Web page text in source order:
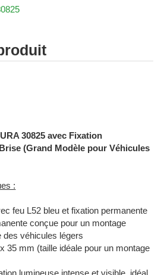
30825 avec Fixation
(Grand Modèle pour Véhicules
:
feu L52 bleu et fixation permanente
conçue pour un montage
véhicules légers
35 mm (taille idéale pour un montage
lumineuse intense et visible, idéal